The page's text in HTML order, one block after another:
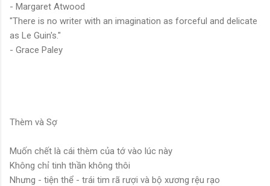
- Margaret Atwood
"There is no writer with an imagination as forceful and delicate
as Le Guin's."
- Grace Paley
Thèm và Sợ
Muốn chết là cái thèm của tớ vào lúc này
Không chỉ tinh thần không thôi
Nhưng - tiện thể - trái tim rã rượi và bộ xương rệu rạo